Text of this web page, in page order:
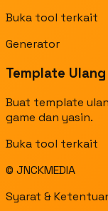
Buka tool terkait
Generator
Template Ulang
Buat template
game dan yasin.
Buka tool terkait
© JNCKMEDIA
Syarat &